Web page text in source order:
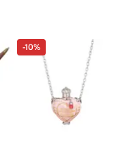
-10%